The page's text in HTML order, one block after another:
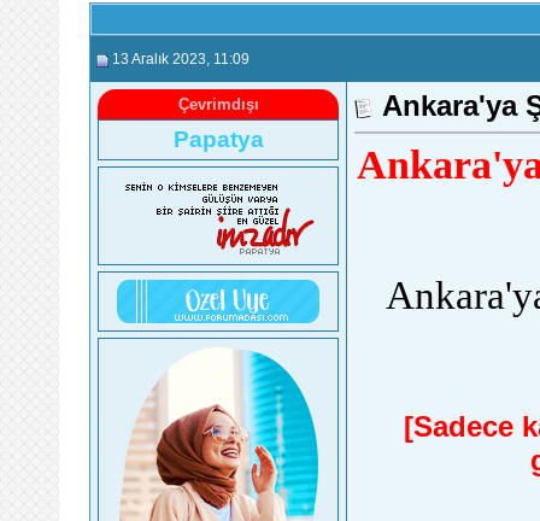
13 Aralık 2023 , 11:09
Çevrimdışı
Papatya
Ankara'ya
[Sadece